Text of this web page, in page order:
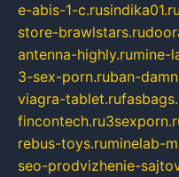
e-abis-1-c.rusindika01.ru
store-brawlstars.ru
antenna-highly.rumine-
3-sex-porn.ruban-
viagra-tablet.ru
fincontech.ru
rebus-toys.ruminelab-
seo-prodvizhenie-